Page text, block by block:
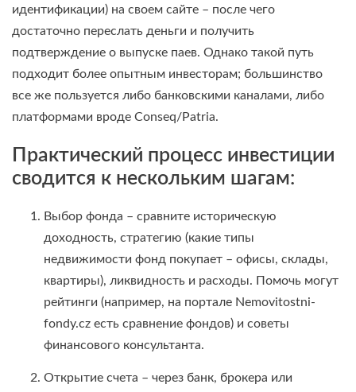
идентификации) на своем сайте – после чего
достаточно переслать деньги и получить
подтверждение о выпуске паев. Однако такой путь
подходит более опытным инвесторам; большинство
все же пользуется либо банковскими каналами, либо
платформами вроде Conseq/Patria.
Практический процесс инвестиции
сводится к нескольким шагам:
Выбор фонда – сравните историческую
доходность, стратегию (какие типы
недвижимости фонд покупает – офисы, склады,
квартиры), ликвидность и расходы. Помочь могут
рейтинги (например, на портале Nemovitostni-
fondy.cz есть сравнение фондов) и советы
финансового консультанта.
Открытие счета – через банк, брокера или